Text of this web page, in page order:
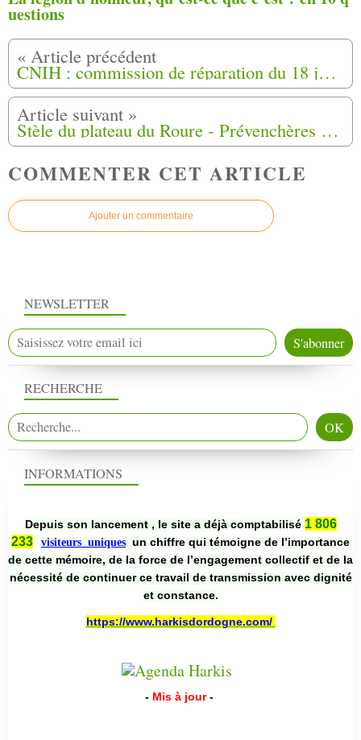
uestions
CNIH : commission de réparation du 18 juin 2026
Stèle du plateau du Roure - Prévenchères (48)
COMMENTER CET ARTICLE
Ajouter un commentaire
NEWSLETTER
RECHERCHE
INFORMATIONS
Depuis son lancement , le site a déjà comptabilisé 1 806
233
visiteurs uniques un chiffre qui témoigne de l’importance
de cette mémoire, de la force de l’engagement collectif et de la
nécessité de continuer ce travail de transmission avec dignité
et constance.
https://www.harkisdordogne.com/
- Mis à jour -